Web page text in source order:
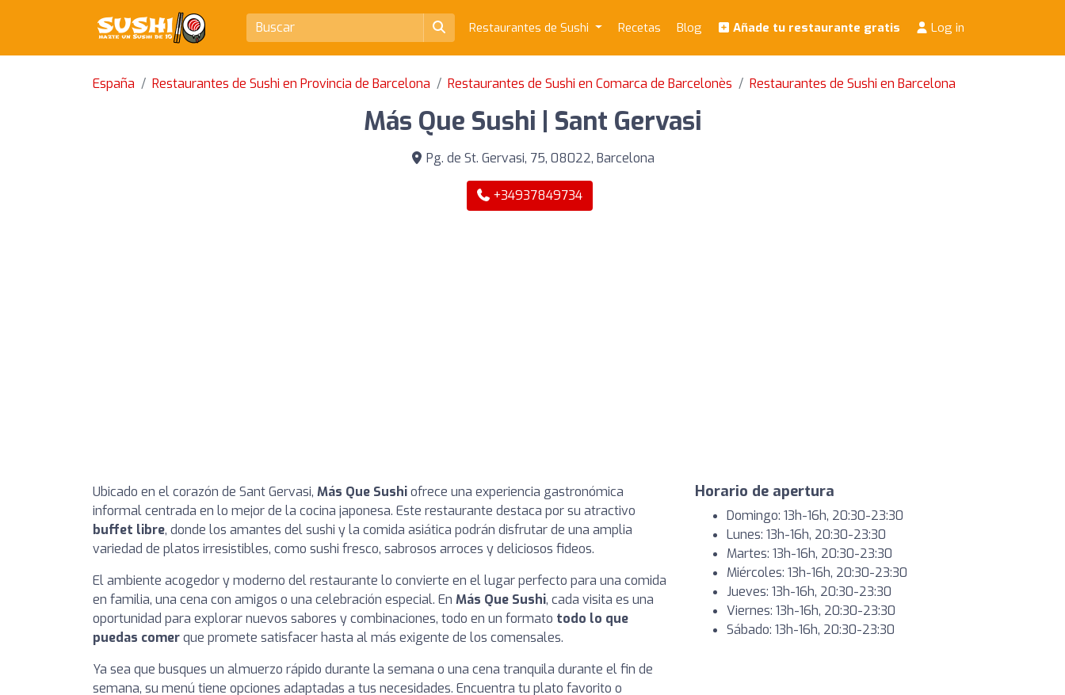
Restaurantes de Sushi Recetas Blog Añade tu restaurante gratis Log in
España Restaurantes de Sushi en Provincia de Barcelona Restaurantes de Sushi en Comarca de Barcelonès Restaurantes de Sushi en Barcelona
Más Que Sushi | Sant Gervasi
Pg. de St. Gervasi, 75, 08022, Barcelona
+34937849734
Ubicado en el corazón de Sant Gervasi, Más Que Sushiofrece una experiencia gastronómica
informal centrada en lo mejor de la cocina japonesa. Este restaurante destaca por su atractivo
buffet libre, donde los amantes del sushi y la comida asiática podrán disfrutar de una amplia
variedad de platos irresistibles, como sushi fresco, sabrosos arroces y deliciosos fideos.
El ambiente acogedor y moderno del restaurante lo convierte en el lugar perfecto para una comida
en familia, una cena con amigos o una celebración especial. En Más Que Sushi, cada visita es una
oportunidad para explorar nuevos sabores y combinaciones, todo en un formato todo lo que
puedas comerque promete satisfacer hasta al más exigente de los comensales.
Ya sea que busques un almuerzo rápido durante la semana o una cena tranquila durante el fin de
semana, su menú tiene opciones adaptadas a tus necesidades. Encuentra tu plato favorito o
Horario de apertura
Domingo: 13h-16h, 20:30-23:30
Lunes: 13h-16h, 20:30-23:30
Martes: 13h-16h, 20:30-23:30
Miércoles: 13h-16h, 20:30-23:30
Jueves: 13h-16h, 20:30-23:30
Viernes: 13h-16h, 20:30-23:30
Sábado: 13h-16h, 20:30-23:30